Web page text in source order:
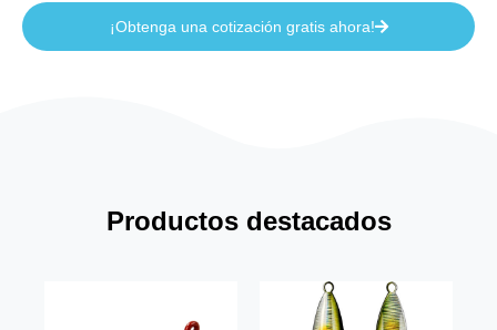
¡Obtenga una cotización gratis ahora!
Productos destacados